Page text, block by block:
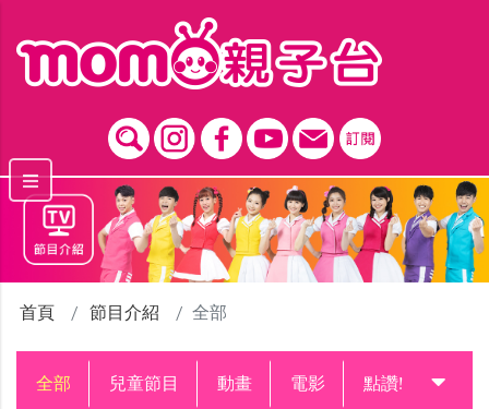
首頁 節目介紹 全部
全部 兒童節目 動畫 電影 點讚!升級中